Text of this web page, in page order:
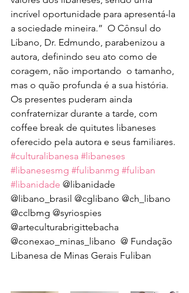
incrível oportunidade para apresentá-la
a sociedade mineira.”  O Cônsul do
Líbano, Dr. Edmundo, parabenizou a
autora, definindo seu ato como de
coragem, não importando  o tamanho,
mas o quão profunda é a sua história.
Os presentes puderam ainda
confraternizar durante a tarde, com
coffee break de quitutes libaneses
oferecido pela autora e seus familiares.
#culturalibanesa #libaneses
#libanesesmg #fulibanmg #fuliban
#libanidade @libanidade
@libano_brasil @cglibano @ch_libano
@cclbmg @syriospies
@arteculturabrigittebacha
@conexao_minas_libano  @ Fundação
Libanesa de Minas Gerais Fuliban